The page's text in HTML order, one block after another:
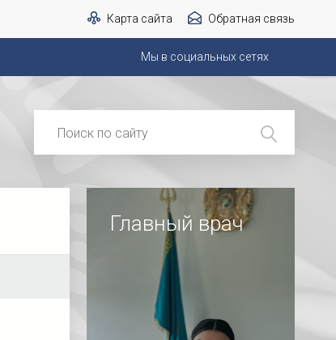
Карта сайта Обратная связь
Мы в социальных сетях
Главный врач